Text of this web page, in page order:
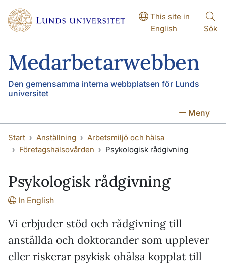
Hoppa till huvudinnehåll
Hoppa till huvudinnehåll
This site in
English
Sök
Medarbetarwebben
Den gemensamma interna webbplatsen för Lunds
universitet
Meny
Start Anställning
Arbetsmiljö och hälsa
Företagshälsovården
Psykologisk rådgivning
Psykologisk rådgivning
In English
Vi erbjuder stöd och rådgivning till
anställda och doktorander som upplever
eller riskerar psykisk ohälsa kopplat till